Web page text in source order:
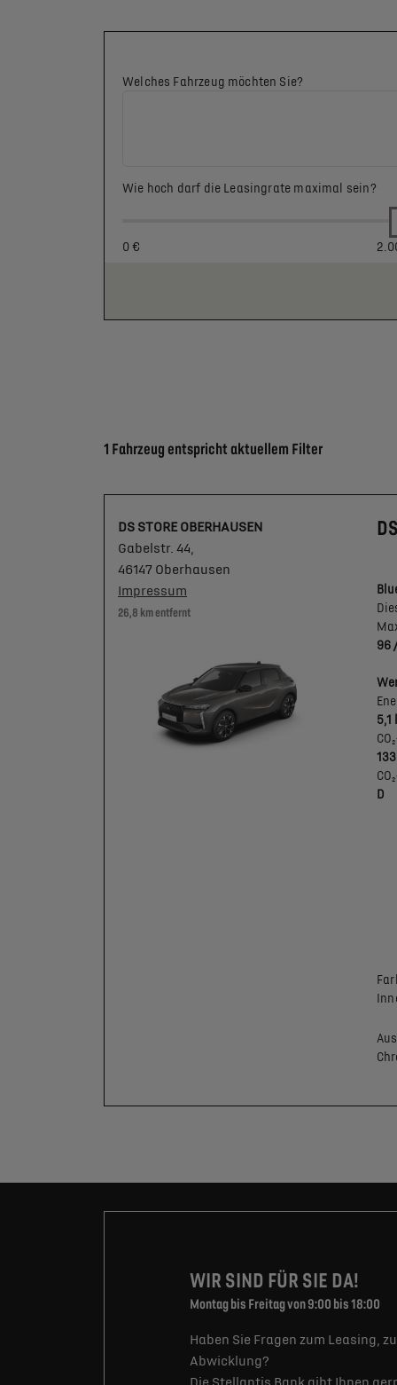
Welches Fahrzeug möchten Sie?
Wie hoch darf die Leasingrate maximal sein?
0 €
Suchergebnisse
1 Fahrzeug entspricht aktuellem Filter
26,8 km entfernt
DS STORE OBERHAUSEN
Gabelstr. 44,
46147 Oberhausen
Impressum
96
5,1
D
WIR SIND FÜR SIE DA!
Montag bis Freitag von 9:00 bis 18:00
Haben Sie Fragen zum Leasing,
Abwicklung?